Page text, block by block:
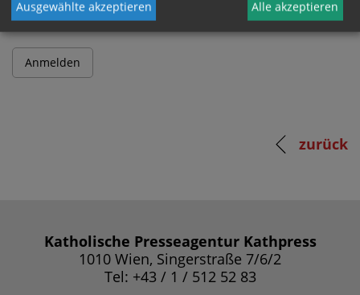
zurück
Katholische Presseagentur Kathpress
1010 Wien, Singerstraße 7/6/2
Tel: +43 / 1 / 512 52 83
Ausgewählte akzeptieren Alle akzeptieren